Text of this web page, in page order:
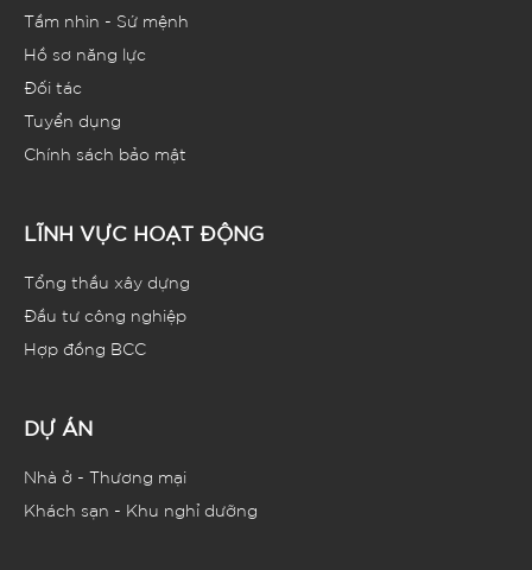
Tầm nhìn - Sứ mệnh
Hồ sơ năng lực
Đối tác
Tuyển dụng
Chính sách bảo mật
LĨNH VỰC HOẠT ĐỘNG
Tổng thầu xây dựng
Đầu tư công nghiệp
Hợp đồng BCC
DỰ ÁN
Nhà ở - Thương mại
Khách sạn - Khu nghỉ dưỡng